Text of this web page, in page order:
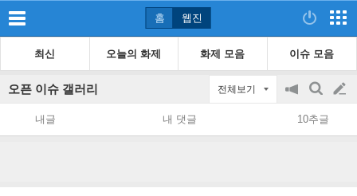
홈 웹진
최신 오늘의 화제 화제 모음 이슈 모음
오픈 이슈 갤러리 전체보기
공
지
on/off
검
색
글
쓰
내글 내 댓글 10추글